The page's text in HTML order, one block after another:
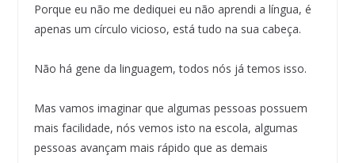
Porque eu não me dediquei eu não aprendi a língua, é
apenas um círculo vicioso, está tudo na sua cabeça.
Não há gene da linguagem, todos nós já temos isso.
Mas vamos imaginar que algumas pessoas possuem
mais facilidade, nós vemos isto na escola, algumas
pessoas avançam mais rápido que as demais